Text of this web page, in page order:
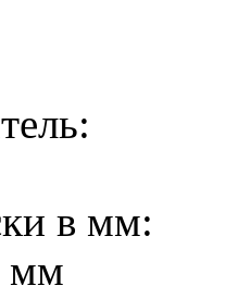
в мм:
мм